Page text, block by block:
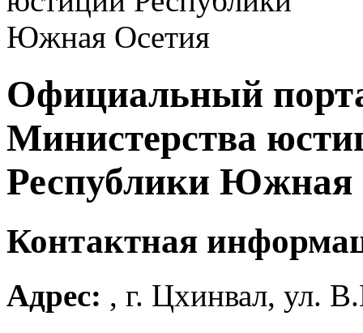
Официальный
Министерства
Республики Южная
Контактная
Адрес: , г. Цхинвал, ул.